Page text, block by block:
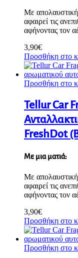
Με
αφαιρεί τις
αφήνοντας τον
3,90€
Προσθήκη στο
Προσθήκη στο
Tellur Car
FreshDot
Με μια ματιά:
Με
αφαιρεί τις
αφήνοντας τον
3,90€
Προσθήκη στο
Προσθήκη στο